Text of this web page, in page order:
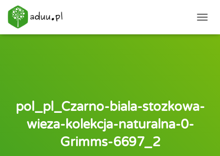
pol_pl_Czarno-biala-stozkowa-
wieza-kolekcja-naturalna-0-
Grimms-6697_2